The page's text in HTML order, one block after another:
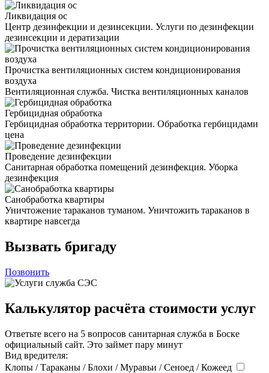
Ликвидация ос
Центр дезинфекции и дезинсекции. Услуги по дезинфекции
дезинсекции и дератизации
Прочистка вентиляционных систем кондиционирования
воздуха
Вентиляционная служба. Чистка вентиляционных каналов
Гербицидная обработка
Гербицидная обработка территории. Обработка гербицидами
цена
Проведение дезинфекции
Санитарная обработка помещений дезинфекция. Уборка
дезинфекция
Санобработка квартиры
Уничтожение тараканов туманом. Уничтожить тараканов в
квартире навсегда
Вызвать бригаду
Позвонить
Калькулятор расчёта стоимости услуг
Ответьте всего на 5 вопросов санитарная служба в Боске
официальный сайт. Это займет пару минут
Вид вредителя:
Клопы / Тараканы / Блохи / Муравьи / Сеноед / Кожеед